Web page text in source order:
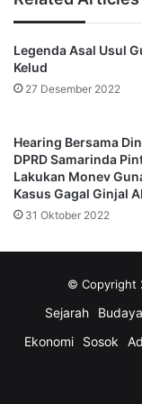
15 juta tahun yang
Dorongan semakin
“Endapan ini yang
Samarinda, Kukar,
Hanang.
Penelitiannya
Mungkin yang
dan sekitaran
Legenda Asal Usul
Kelud
27 Desember 2022
Hearing Bersama
DPRD Samarinda
Lakukan Monev
Kasus Gagal Ginjal
31 Oktober 2022
© Copyright
Sejarah Budaya
Ekonomi
Sosok